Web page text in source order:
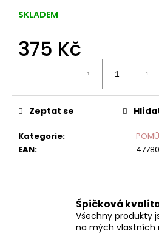
SKLADEM
375 Kč
Kategorie:
EAN:
Zeptat se
Špičková
Všechny produkty
na mých vlastních
50
Kč